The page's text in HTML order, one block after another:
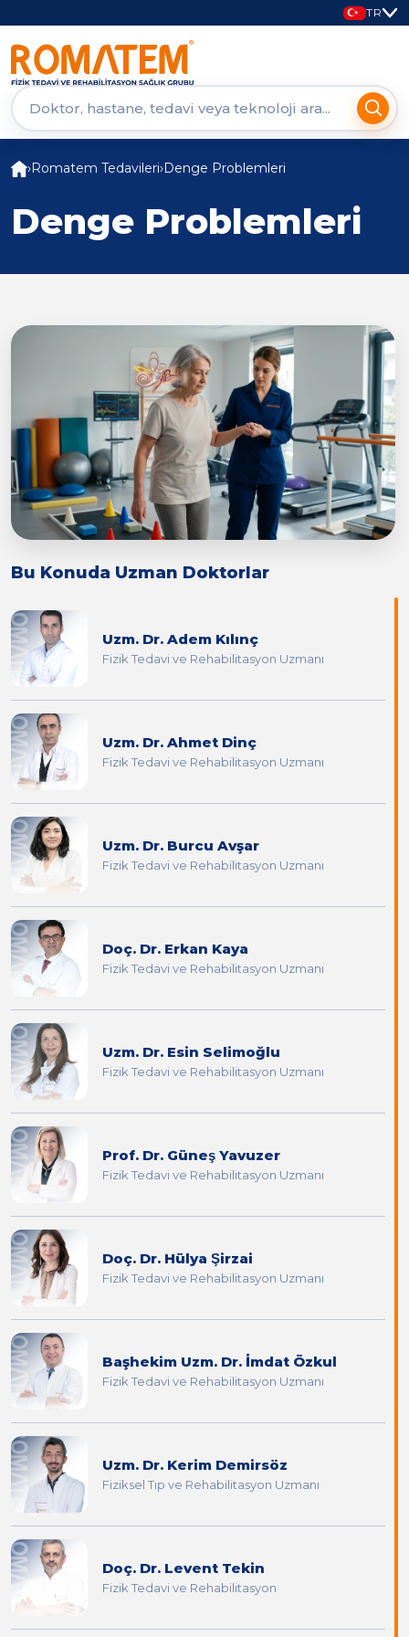
TR
›Romatem Tedavileri›Denge Problemleri
Denge Problemleri
Bu Konuda Uzman Doktorlar
Uzm. Dr. Adem Kılınç
Fizik Tedavi ve Rehabilitasyon Uzmanı
Uzm. Dr. Ahmet Dinç
Fizik Tedavi ve Rehabilitasyon Uzmanı
Uzm. Dr. Burcu Avşar
Fizik Tedavi ve Rehabilitasyon Uzmanı
Doç. Dr. Erkan Kaya
Fizik Tedavi ve Rehabilitasyon Uzmanı
Uzm. Dr. Esin Selimoğlu
Fizik Tedavi ve Rehabilitasyon Uzmanı
Prof. Dr. Güneş Yavuzer
Fizik Tedavi ve Rehabilitasyon Uzmanı
Doç. Dr. Hülya Şirzai
Fizik Tedavi ve Rehabilitasyon Uzmanı
Başhekim Uzm. Dr. İmdat Özkul
Fizik Tedavi ve Rehabilitasyon Uzmanı
Uzm. Dr. Kerim Demirsöz
Fiziksel Tıp ve Rehabilitasyon Uzmanı
Doç. Dr. Levent Tekin
Fizik Tedavi ve Rehabilitasyon